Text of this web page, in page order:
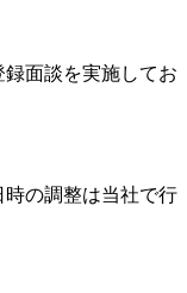
面談を実施してお
の調整は当社で行